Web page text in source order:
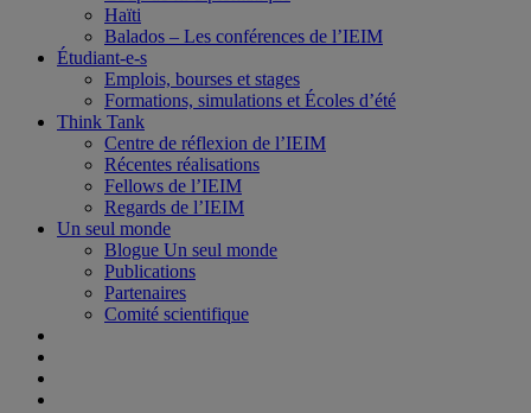
Haïti
Balados – Les conférences de l’IEIM
Étudiant-e-s
Emplois, bourses et stages
Formations, simulations et Écoles d’été
Think Tank
Centre de réflexion de l’IEIM
Récentes réalisations
Fellows de l’IEIM
Regards de l’IEIM
Un seul monde
Blogue Un seul monde
Publications
Partenaires
Comité scientifique